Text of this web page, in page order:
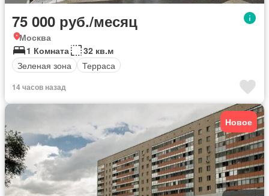
75 000 руб./месяц
Москва
1 Комната
32 кв.м
Зеленая зона
Терраса
14 часов назад
Новое